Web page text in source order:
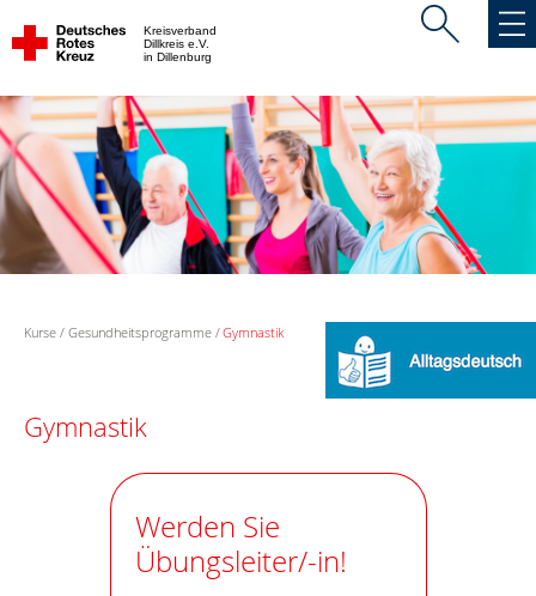
Kreisverband
Dillkreis e.V.
in Dillenburg
Kurse Gesundheitsprogramme Gymnastik
Gymnastik
Werden Sie
Übungsleiter/-in!